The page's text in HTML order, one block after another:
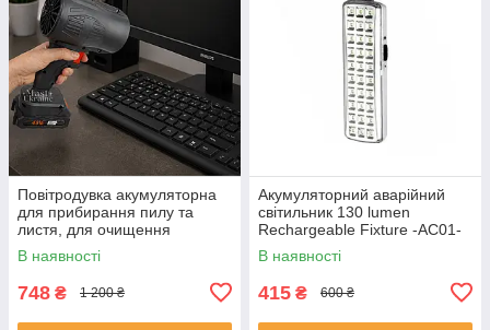
Повітродувка акумуляторна
для прибирання пилу та
листя, для очищення
автомобіля та електроніки
AND-1014-Black
В наявності
748 ₴ 1 200 ₴
Акумуляторний аварійний
світильник 130 lumen
Rechargeable Fixture -AC01-
00130.
В наявності
415 ₴ 600 ₴